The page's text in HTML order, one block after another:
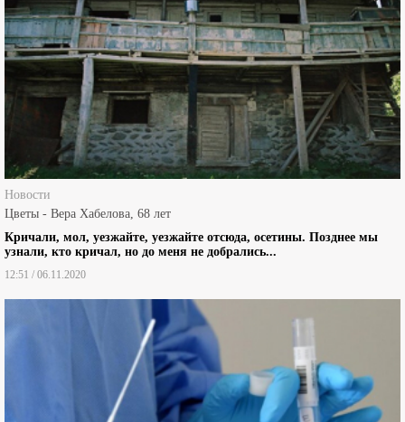
Новости
Цветы - Вера Хабелова, 68 лет
Кричали, мол, уезжайте, уезжайте отсюда, осетины. Позднее мы
узнали, кто кричал, но до меня не добрались...
12:51 / 06.11.2020